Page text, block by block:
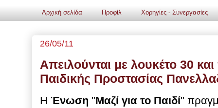
Αρχική σελίδα Προφίλ Χορηγίες - Συνεργασίες
26/05/11
Απειλούνται με λουκέτο 30
Παιδικής Προστασίας
Η Ένωση "Μαζί για το Παιδί"